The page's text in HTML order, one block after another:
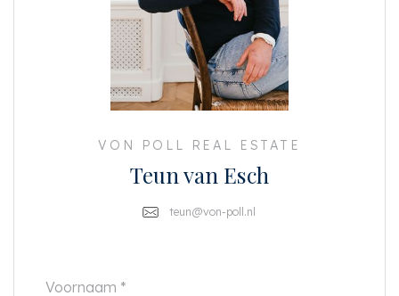
inbouwkasten geven de keuken een industrieel en modern uiterlijk.
BIJZONDERHEDEN
Woonoppervlakte 72.8 m2 (NEN-2580 certificaat aanwezig)
ERFPACHT EEUWIGDUREND AFGEKOCHT
Modern, strak afgewerkt appartement
VON POLL REAL ESTATE
Teun van Esch
teun@von-poll.nl